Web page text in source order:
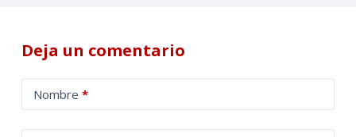
Deja un comentario
Nombre *
l
t